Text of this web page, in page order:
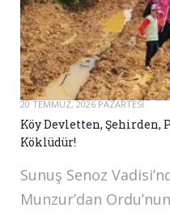
20 TEMMUZ, 2026 PAZARTESI
Köy Devletten, Şehirden,
Köklüdür!
Sunuş Senoz
Munzur’dan